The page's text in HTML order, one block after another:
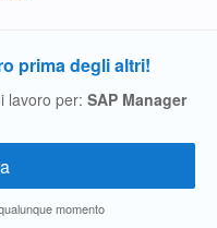
prima degli altri!
lavoro per: SAP Manager
momento